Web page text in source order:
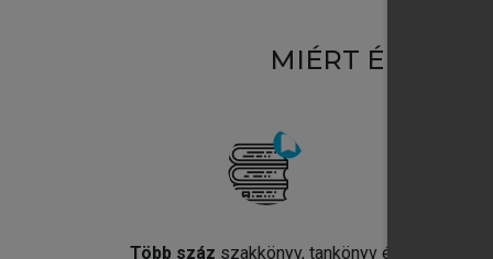
MIÉRT
Több száz szakkönyv, tankönyv és